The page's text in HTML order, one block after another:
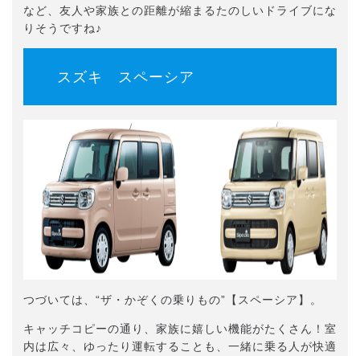
など、友人や家族との距離が縮まるたのしいドライブにな
りそうですね♪
スズキ スペーシア
つづいては、“ザ・かぞくの乗りもの”【スペーシア】。
キャッチコピーの通り、家族に嬉しい機能がたくさん！室
内は広々、ゆったり運転することも、一緒に乗る人が快適